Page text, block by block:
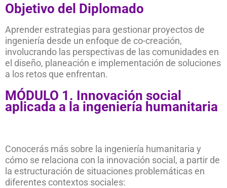
Objetivo del Diplomado
Aprender estrategias para gestionar proyectos de
ingeniería desde un enfoque de co-creación,
involucrando las perspectivas de las comunidades en
el diseño, planeación e implementación de soluciones
a los retos que enfrentan.
MÓDULO 1. Innovación social
aplicada a la ingeniería humanitaria
Conocerás más sobre la ingeniería humanitaria y
cómo se relaciona con la innovación social, a partir de
la estructuración de situaciones problemáticas en
diferentes contextos sociales: